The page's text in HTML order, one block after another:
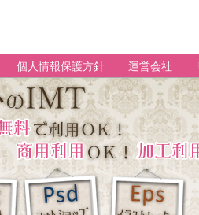
個人情報保護方針 運営会社